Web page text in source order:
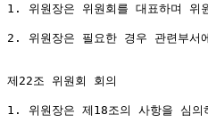
1. 위원장은 위원회를 대표하며 위
2. 위원장은 필요한 경우 관련부
제22조 위원회 회의
1. 위원장은 제18조의 사항을 심